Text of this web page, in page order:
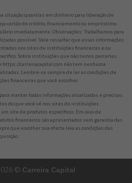
situação quantias em dinheiro para liberação de
cartão de crédito, financiamento ou empréstimo.
imediatamente. Observações: Trabalhamos para
possível. Vale ressaltar que essas informações
nos sites de instituições financeiras e ou
Sobre instituições que não temos parcerias,
https://carreiracapital.com não tem nenhuma
Lembre-se sempre de ler as condições de
financeiras que você escolher.
manter todas informações atualizadas e precisas.
do que você vê nos sites de instituições
site de produtos específicos. Em caso de
financeiros são apresentados sem garantia das
que escolher sua oferta leia as condições das
© Carreira Capital